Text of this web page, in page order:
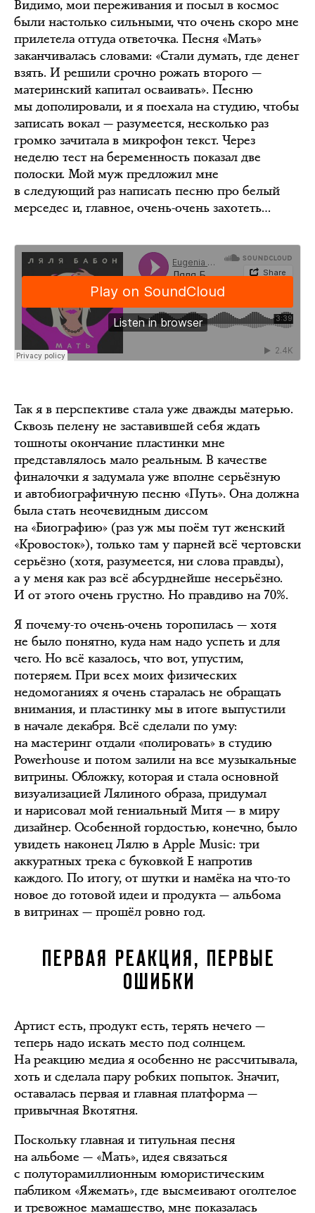
Видимо, мои переживания и посыл в космос
были настолько сильными, что очень скоро мне
прилетела оттуда ответочка. Песня «Мать»
заканчивалась словами: «Стали думать, где денег
взять. И решили срочно рожать второго —
материнский капитал осваивать». Песню
мы дополировали, и я поехала на студию, чтобы
записать вокал — разумеется, несколько раз
громко зачитала в микрофон текст. Через
неделю тест на беременность показал две
полоски. Мой муж предложил мне
в следующий раз написать песню про белый
мерседес и, главное, очень-очень захотеть…
Так я в перспективе стала уже дважды матерью.
Сквозь пелену не заставившей себя ждать
тошноты окончание пластинки мне
представлялось мало реальным. В качестве
финалочки я задумала уже вполне серьёзную
и автобиографичную песню «Путь». Она должна
была стать неочевидным диссом
на «Биографию» (раз уж мы поём тут женский
«Кровосток»), только там у парней всё чертовски
серьёзно (хотя, разумеется, ни слова правды),
а у меня как раз всё абсурднейше несерьёзно.
И от этого очень грустно. Но правдиво на 70%.
Я почему-то очень-очень торопилась — хотя
не было понятно, куда нам надо успеть и для
чего. Но всё казалось, что вот, упустим,
потеряем. При всех моих физических
недомоганиях я очень старалась не обращать
внимания, и пластинку мы в итоге выпустили
в начале декабря. Всё сделали по уму:
на мастеринг отдали «полировать» в студию
Powerhouse и потом залили на все музыкальные
витрины. Обложку, которая и стала основной
визуализацией Лялиного образа, придумал
и нарисовал мой гениальный Митя — в миру
дизайнер. Особенной гордостью, конечно, было
увидеть наконец Лялю в Apple Music: три
аккуратных трека с буковкой Е напротив
каждого. По итогу, от шутки и намёка на что-то
новое до готовой идеи и продукта — альбома
в витринах — прошёл ровно год.
ПЕРВАЯ РЕАКЦИЯ, ПЕРВЫЕ
ОШИБКИ
Артист есть, продукт есть, терять нечего —
теперь надо искать место под солнцем.
На реакцию медиа я особенно не рассчитывала,
хоть и сделала пару робких попыток. Значит,
оставалась первая и главная платформа —
привычная Вкотятня.
Поскольку главная и титульная песня
на альбоме — «Мать», идея связаться
с полуторамиллионным юмористическим
пабликом «Яжемать», где высмеивают оголтелое
и тревожное мамашество, мне показалась